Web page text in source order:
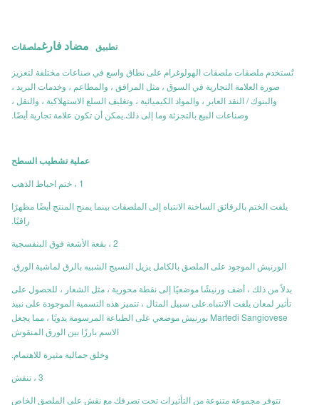
تطبيق مضاد فارغملصقات
تُستخدم ملصقات ملصقات الهولوغرام على نطاق واسع في صناعات مختلفة لتعزيز
صورة العلامة التجارية في السوق ، مثل المرافق ، والمطاعم ، وخدمات البريد ،
والبنوك / النقد العابر ، والمواد الكيميائية ، وتغليف السلع الاستهلاكية ، والنقل ،
وصناعات البيع بالتجزئة وما إلى ذلك.يمكن أن تكون علامة تجارية أيضًا.
عملية تشطيب السطح
1 ، ختم احباط الذهب
يلفت الختم بالرقائق الساخنة الانتباه إلى الملصقات بينما يمنح المنتج أيضًا مظهرًا
راقيًا.
2 ، بقعة الأشعة فوق البنفسجية
الورنيش الموجود على الملصق بالكامل يزيل النسيج الشبيه بالرق لماشية الورق.
بدلاً من ذلك ، أضف ورنيشًا موضعيًا إلى نقطة محورية ، مثل الشعار ، للحصول على
تأثير لمعان يلفت الانتباه.على سبيل المثال ، تتميز هذه التسمية الموجودة على نبيذ
Martedi Sangiovese بورنيش موضعي على الطباعة المرسومة يدويًا ، مما يجعل
الاسم بارزًا بين الورق المنقوش
وخلق جمالية مثيرة للاهتمام.
3 ، تنقش
تتوفر مجموعة متنوعة من التأثيرات تحت تصرفك مع نقش على الملصق الخاص